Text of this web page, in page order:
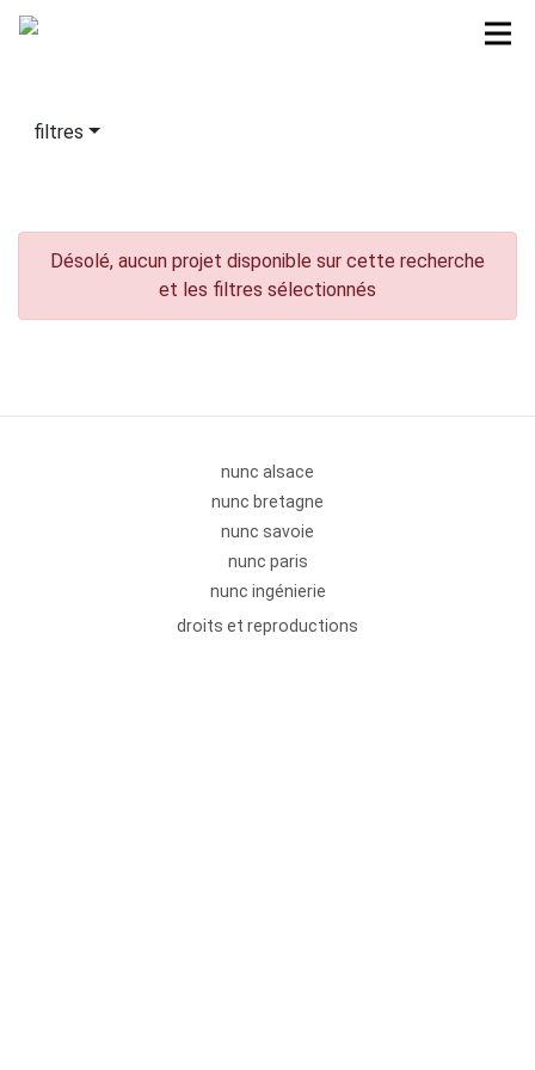
filtres
Désolé, aucun projet disponible sur cette recherche
et les filtres sélectionnés
nunc alsace
nunc bretagne
nunc savoie
nunc paris
nunc ingénierie
droits et reproductions